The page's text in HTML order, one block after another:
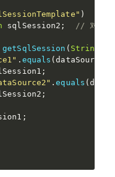
)
sqlSession2 ; // 对应
getSqlSession ( String
. equals (
;
.equals (
;
;